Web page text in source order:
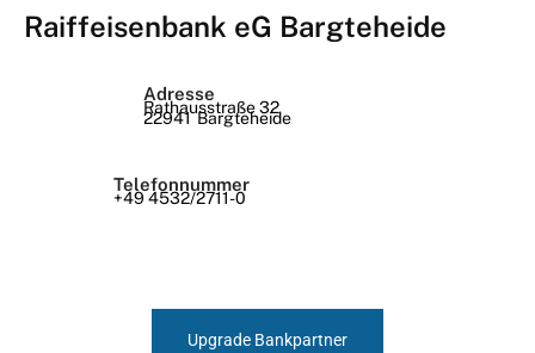
Raiffeisenbank eG Bargteheide
Adresse
Rathausstraße 32
22941 Bargteheide
Telefonnummer
+49 4532/2711-0
Upgrade Bankpartner